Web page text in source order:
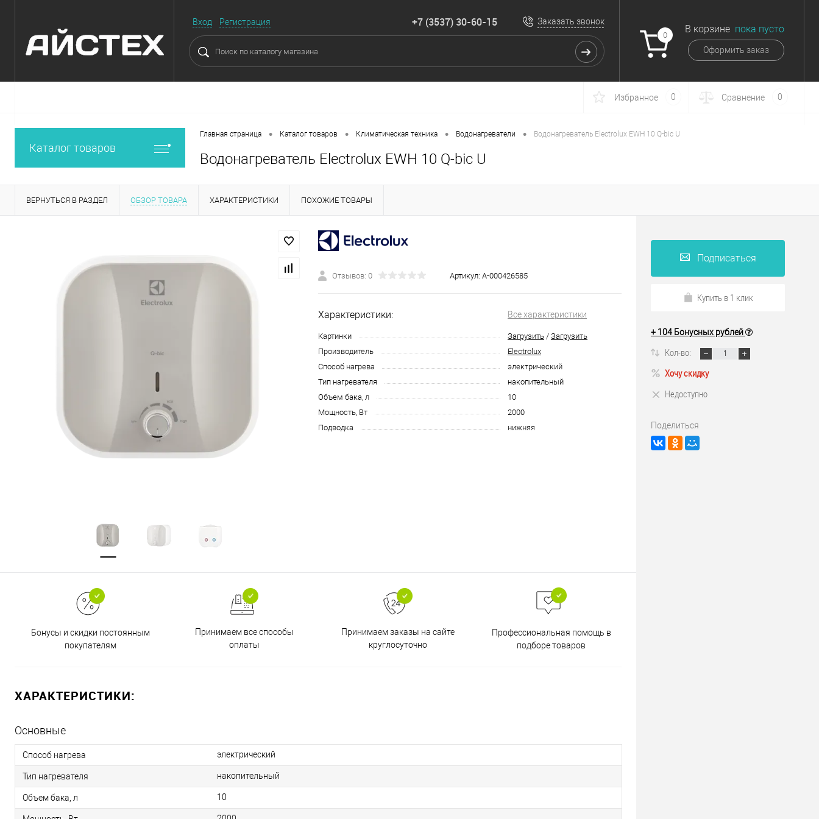
Вход Регистрация +7 (3537) 30-60-15 Заказать звонок
0
В корзине пока пусто
Оформить заказ
Избранное 0 Сравнение 0
Каталог товаров
Главная страница • Каталог товаров • Климатическая техника • Водонагреватели • Водонагреватель Electrolux EWH 10 Q-bic U
Водонагреватель Electrolux EWH 10 Q-bic U
ВЕРНУТЬСЯ В РАЗДЕЛ ОБЗОР ТОВАРА ХАРАКТЕРИСТИКИ ПОХОЖИЕ ТОВАРЫ
Отзывов: 0 Артикул: А-000426585
Характеристики: Все характеристики
Картинки Загрузить / Загрузить
Производитель
Electrolux
Способ нагрева
электрический
Тип нагревателя
накопительный
Объем бака, л
10
Мощность, Вт
2000
Подводка
нижняя
Бонусы и скидки постоянным
покупателям
Принимаем все способы
оплаты
Принимаем заказы на сайте
круглосуточно
Профессиональная помощь в
подборе товаров
ХАРАКТЕРИСТИКИ:
Основные
Способ нагрева электрический
Тип нагревателя накопительный
Объем бака, л 10
Подписаться
Купить в 1 клик
+ 104 Бонусных рублей
Кол-во:
Хочу скидку
Недоступно
Поделиться